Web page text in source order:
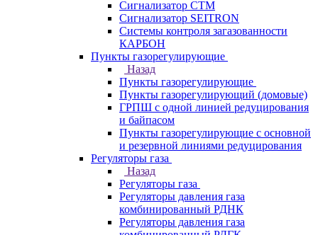
Сигнализатор СТМ
Сигнализатор SEITRON
Системы контроля загазованности
КАРБОН
Пункты газорегулирующие
Назад
Пункты газорегулирующие
Пункты газорегулирующий (домовые)
ГРПШ с одной линией редуцирования
и байпасом
Пункты газорегулирующие с основной
и резервной линиями редуцирования
Регуляторы газа
Назад
Регуляторы газа
Регуляторы давления газа
комбинированный РДНК
Регуляторы давления газа